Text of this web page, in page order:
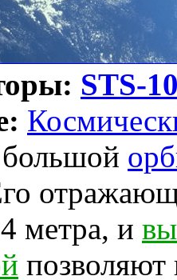
STS-
метра, и
позволяют